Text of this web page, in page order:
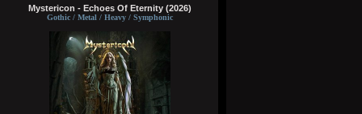
Mystericon - Echoes Of Eternity (2026)
Gothic / Metal / Heavy / Symphonic